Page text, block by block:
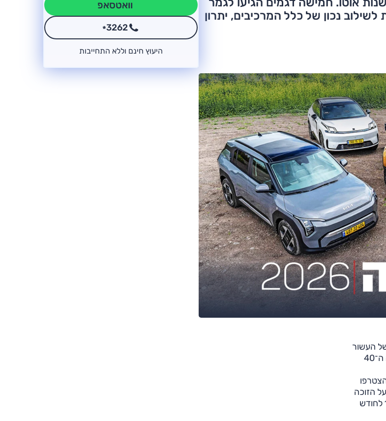
בתואר הודות לשילוב נכון של כלל המרכיבים, יתרון
1995 – זו פתיחתו של העשור
הרביעי שלה, והפעם ה־31 בה היא נערכת. השנה התקיימה עם ציון השנה ה־40
הזוכה
בתואר ’אוטו השנה 2025‘ ועל הנבחרים בקטגוריות השונות נעשתה ב־17 לחודש
וואטסאפ
*3262
היעוץ חינם וללא התחייבות